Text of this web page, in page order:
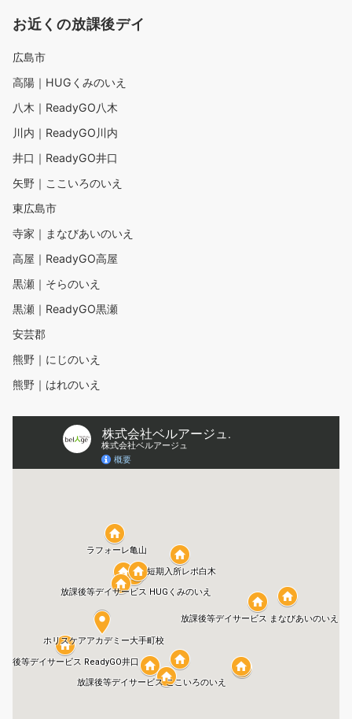
お近くの放課後デイ
広島市
高陽｜HUGくみのいえ
八木｜ReadyGO八木
川内｜ReadyGO川内
井口｜ReadyGO井口
矢野｜ここいろのいえ
東広島市
寺家｜まなびあいのいえ
高屋｜ReadyGO高屋
黒瀬｜そらのいえ
黒瀬｜ReadyGO黒瀬
安芸郡
熊野｜にじのいえ
熊野｜はれのいえ